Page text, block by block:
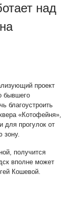
над
проект
бывшего
благоустроить
«Котофейня»,
для прогулок от
зону.
получится
вполне может
Кошевой.